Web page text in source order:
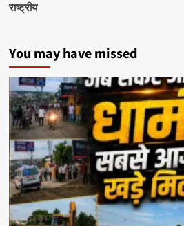
राष्ट्रीय
You may have missed